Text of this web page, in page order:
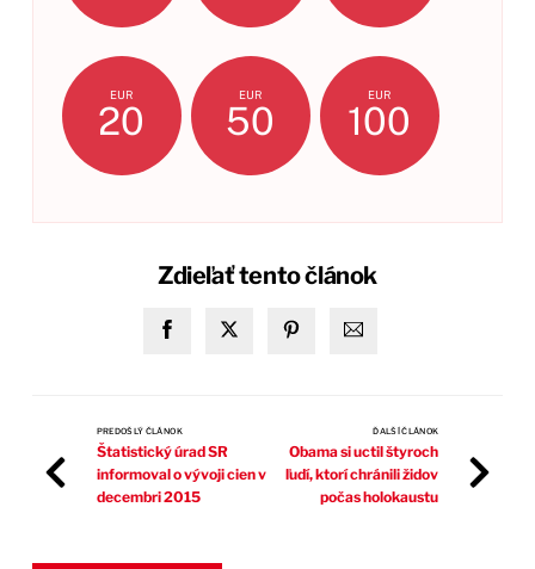
EUR
20
EUR
50
EUR
100
Zdieľať tento článok
PREDOŠLÝ ČLÁNOK
Štatistický úrad SR
informoval o vývoji cien v
decembri 2015
ĎALŠÍ ČLÁNOK
Obama si uctil štyroch
ľudí, ktorí chránili židov
počas holokaustu